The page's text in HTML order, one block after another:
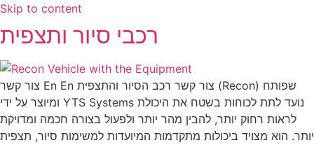
Skip to content
רכבי סיור ותצפית
צור קשר En En צור קשר רכב הסיור והתצפית (Recon) שפותח
ומיוצר על ידי YTS Systems נועד לתת לכוחות בשטח את היכולת
לראות רחוק יותר, להבין מהר יותר ולפעול בצורה חכמה ומדויקת
יותר. הוא מצויד ביכולות מתקדמות המיועדות למשימות סיור, תצפית